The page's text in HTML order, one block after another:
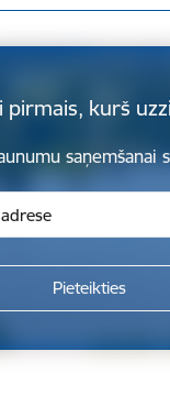
pirmais, kurš
saņemšanai